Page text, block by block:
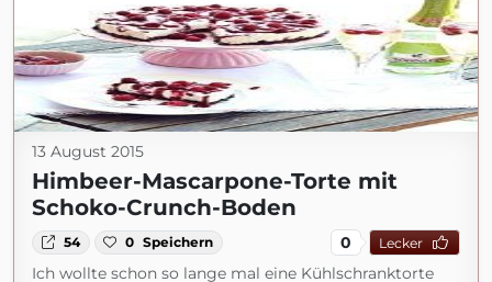
13 August 2015
Himbeer-Mascarpone-Torte mit
Schoko-Crunch-Boden
54 0 Speichern 0 Lecker
Ich wollte schon so lange mal eine Kühlschranktorte